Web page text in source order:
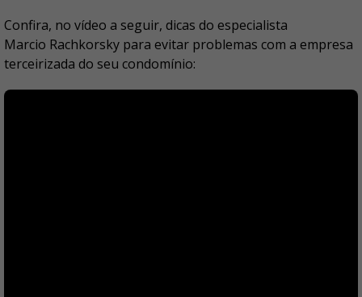
Confira, no vídeo a seguir, dicas do especialista
Marcio Rachkorsky para evitar problemas com a empresa
terceirizada do seu condomínio: